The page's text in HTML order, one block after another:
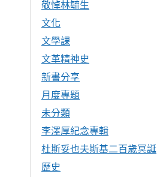
敬悼林毓生
文化
文學課
文革精神史
新書分享
月度專題
未分類
李澤厚紀念專輯
杜斯妥也夫斯基二百歲冥誕
歷史